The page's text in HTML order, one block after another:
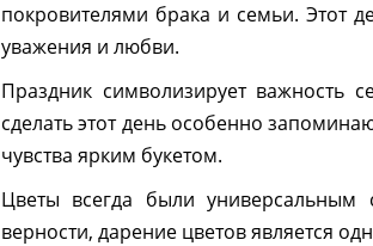
покровителями брака и семьи. Этот
уважения и любви.
Праздник символизирует важность
сделать этот день особенно
чувства ярким букетом.
Цветы всегда были
верности, дарение цветов является